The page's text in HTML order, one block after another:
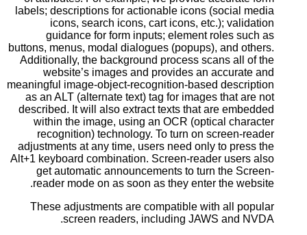
labels; descriptions for actionable icons (social media
icons, search icons, cart icons, etc.); validation
guidance for form inputs; element roles such as
buttons, menus, modal dialogues (popups), and others.
Additionally, the background process scans all of the
website’s images and provides an accurate and
meaningful image-object-recognition-based description
as an ALT (alternate text) tag for images that are not
described. It will also extract texts that are embedded
within the image, using an OCR (optical character
recognition) technology. To turn on screen-reader
adjustments at any time, users need only to press the
Alt+1 keyboard combination. Screen-reader users also
get automatic announcements to turn the Screen-
reader mode on as soon as they enter the website.
These adjustments are compatible with all popular
screen readers, including JAWS and NVDA.